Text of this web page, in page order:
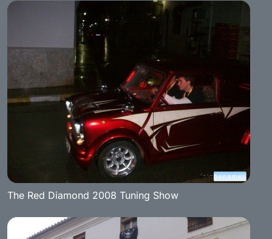
The Red Diamond 2008 Tuning Show